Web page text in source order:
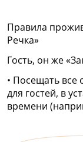
Правила
Речка»
Гость, он же
• Посещать
для гостей, в
времени